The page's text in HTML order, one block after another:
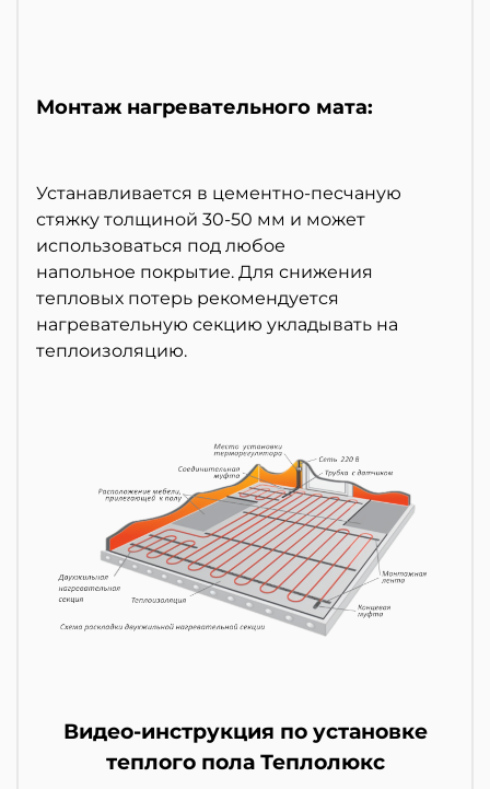
Монтаж нагревательного мата:
Устанавливается в цементно-песчаную
стяжку толщиной 30-50 мм и может
использоваться под любое
напольное покрытие. Для снижения
тепловых потерь рекомендуется
нагревательную секцию укладывать на
теплоизоляцию.
Видео-инструкция по установке
теплого пола Теплолюкс